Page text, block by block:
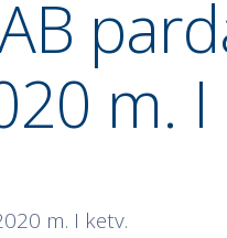
m. I
m. I ketv.